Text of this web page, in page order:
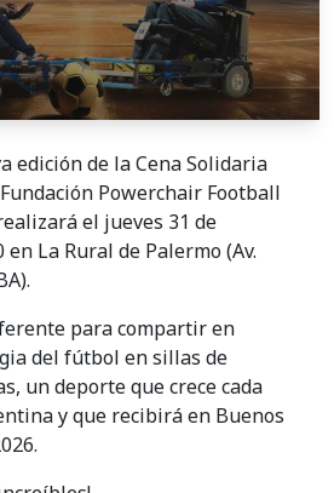
edición de la Cena Solidaria
Powerchair Football
el jueves 31 de
La Rural de Palermo (Av.
para compartir en
del fútbol en sillas de
un deporte que crece cada
y que recibirá en Buenos